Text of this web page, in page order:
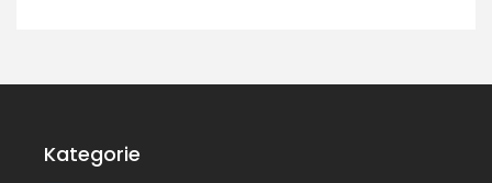
Kategorie